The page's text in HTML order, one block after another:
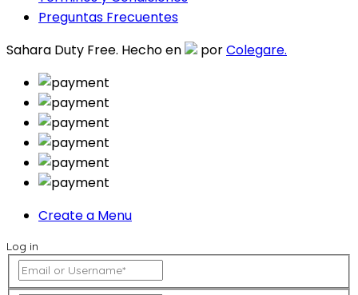
Preguntas Frecuentes
Sahara Duty Free. Hecho en
porColegare.
Create a Menu
Log in